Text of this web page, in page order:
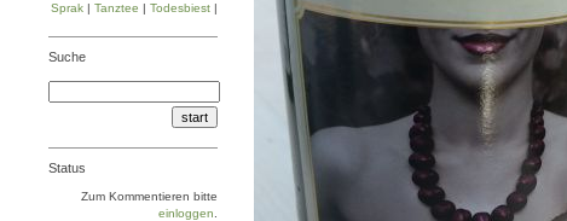
Sprak | Tanztee | Todesbiest |
Suche
Status
Zum Kommentieren bitte
einloggen